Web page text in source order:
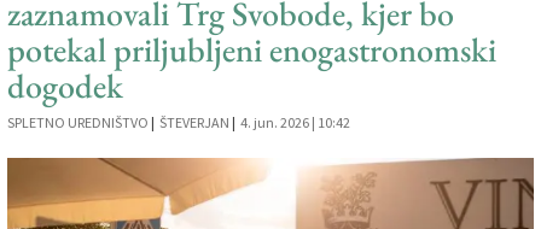
V Kioskih
Uredništvo
Založnik
zaznamovali Trg Svobode, kjer bo
potekal priljubljeni enogastronomski
dogodek
SPLETNO UREDNIŠTVO | ŠTEVERJAN | 4. jun. 2026 | 10:42